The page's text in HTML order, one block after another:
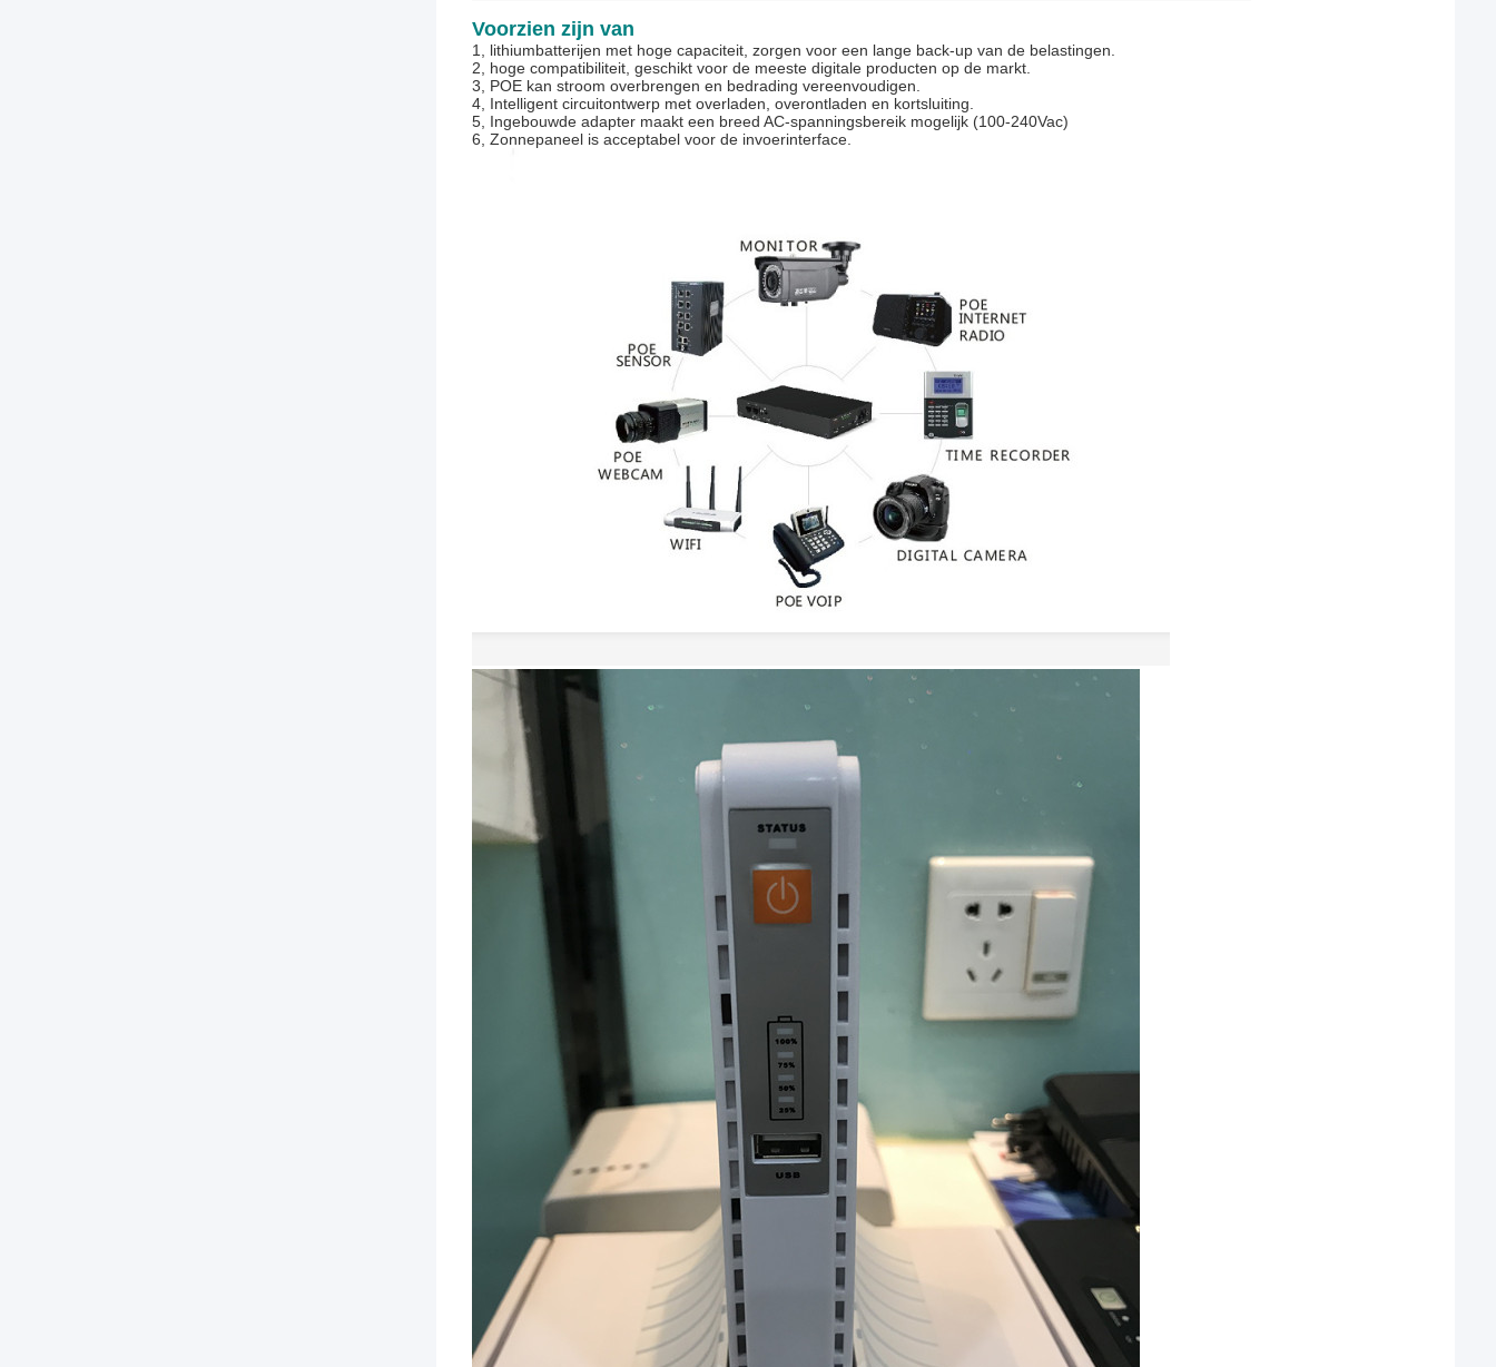
Voorzien zijn van
1, lithiumbatterijen met hoge capaciteit, zorgen voor een lange back-up van de belastingen.
2, hoge compatibiliteit, geschikt voor de meeste digitale producten op de markt.
3, POE kan stroom overbrengen en bedrading vereenvoudigen.
4, Intelligent circuitontwerp met overladen, overontladen en kortsluiting.
5, Ingebouwde adapter maakt een breed AC-spanningsbereik mogelijk (100-240Vac)
6, Zonnepaneel is acceptabel voor de invoerinterface.